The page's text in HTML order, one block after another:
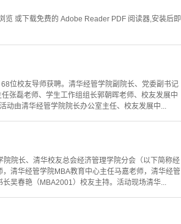
览 或下载免费的 Adobe Reader PDF 阅读器,安装后即
位校友导师获聘。清华经管学院副院长、党委副书记
张磊老师、学生工作组组长郭朝晖老师、校友发展中
动由清华经管学院院长办公室主任、校友发展中...
院长、清华校友总会经济管理学院分会（以下简称经
清华经管学院MBA教育中心主任马嘉老师，清华经管
吴春艳（MBA2001）校友主持。活动现场清华...